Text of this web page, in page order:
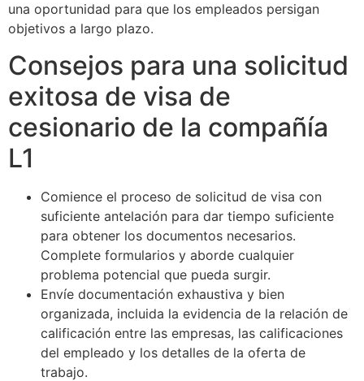
una oportunidad para que los empleados persigan
objetivos a largo plazo.
Consejos para una solicitud
exitosa de visa de
cesionario de la compañía
L1
Comience el proceso de solicitud de visa con
suficiente antelación para dar tiempo suficiente
para obtener los documentos necesarios.
Complete formularios y aborde cualquier
problema potencial que pueda surgir.
Envíe documentación exhaustiva y bien
organizada, incluida la evidencia de la relación de
calificación entre las empresas, las calificaciones
del empleado y los detalles de la oferta de
trabajo.